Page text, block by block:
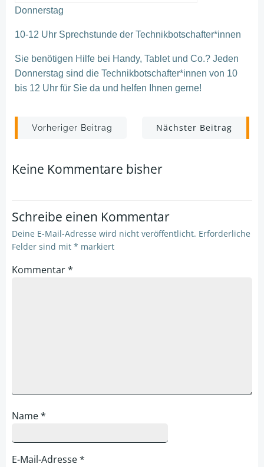
Donnerstag
10-12 Uhr Sprechstunde der Technikbotschafter*innen
Sie benötigen Hilfe bei Handy, Tablet und Co.? Jeden
Donnerstag sind die Technikbotschafter*innen von 10
bis 12 Uhr für Sie da und helfen Ihnen gerne!
Post
navigation
Vorheriger Beitrag
Post
navigation
Nächster Beitrag
Keine Kommentare bisher
Schreibe einen Kommentar
Deine E-Mail-Adresse wird nicht veröffentlicht. Erforderliche
Felder sind mit * markiert
Kommentar*
Name*
E-Mail-Adresse*